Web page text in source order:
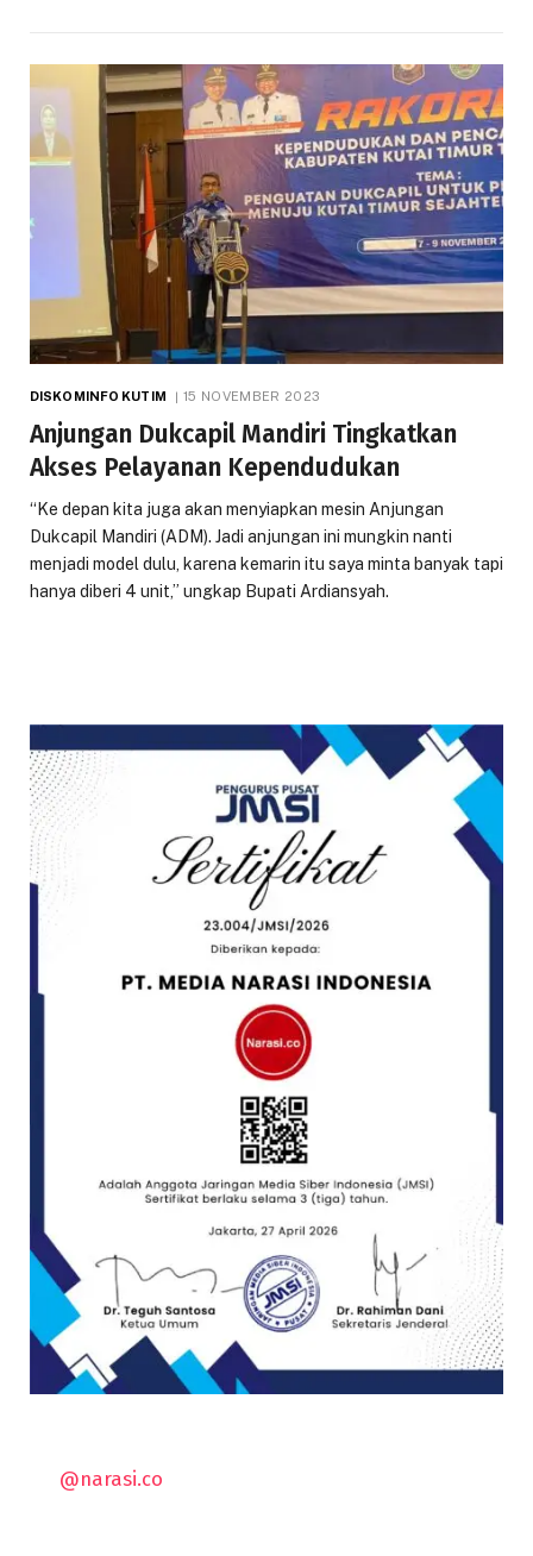
DISKOMINFO KUTIM 15 NOVEMBER 2023
Anjungan Dukcapil Mandiri Tingkatkan
Akses Pelayanan Kependudukan
“Ke depan kita juga akan menyiapkan mesin Anjungan
Dukcapil Mandiri (ADM). Jadi anjungan ini mungkin nanti
menjadi model dulu, karena kemarin itu saya minta banyak tapi
hanya diberi 4 unit,” ungkap Bupati Ardiansyah.
@narasi.co